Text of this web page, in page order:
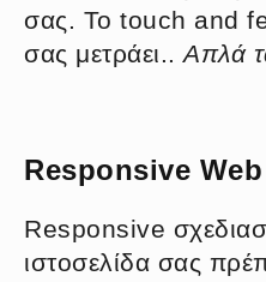
σας. Το touch and
σας μετράει..Απλά
Responsive
Responsive
ιστοσελίδα σας